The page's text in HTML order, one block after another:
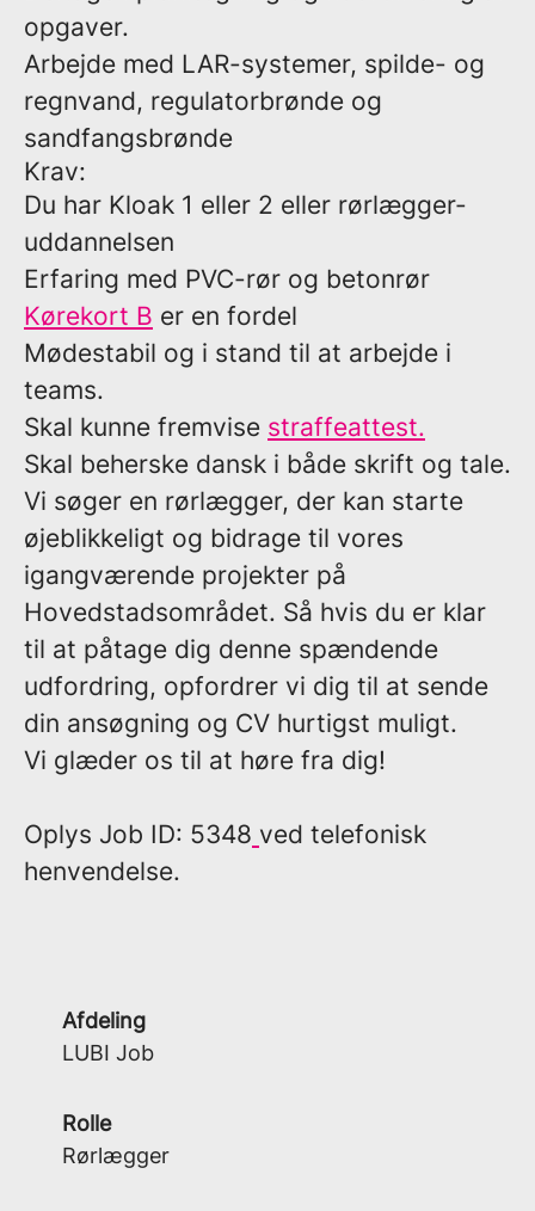
opgaver.
Arbejde med LAR-systemer, spilde- og
regnvand, regulatorbrønde og
sandfangsbrønde
Krav:
Du har Kloak 1 eller 2 eller rørlægger-
uddannelsen
Erfaring med PVC-rør og betonrør
Kørekort B er en fordel
Mødestabil og i stand til at arbejde i
teams.
Skal kunne fremvise straffeattest.
Skal beherske dansk i både skrift og tale.
Vi søger en rørlægger, der kan starte
øjeblikkeligt og bidrage til vores
igangværende projekter på
Hovedstadsområdet. Så hvis du er klar
til at påtage dig denne spændende
udfordring, opfordrer vi dig til at sende
din ansøgning og CV hurtigst muligt.
Vi glæder os til at høre fra dig!
Oplys Job ID: 5348 ved telefonisk
henvendelse.
Afdeling
LUBI Job
Rolle
Rørlægger